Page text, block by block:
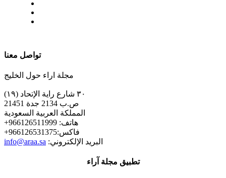
تواصل معنا
مجلة اراء حول الخليج
٣٠ شارع راية الإتحاد (١٩)
ص.ب 2134 جدة 21451
المملكة العربية السعودية
+هاتف: 966126511999
+فاكس:966126531375
info@araa.sa :البريد الإلكتروني
تطبيق مجلة آراء